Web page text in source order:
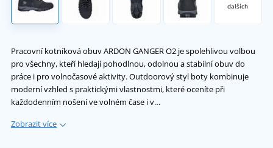
dalších
Pracovní kotníková obuv ARDON GANGER O2 je spolehlivou volbou
pro všechny, kteří hledají pohodlnou, odolnou a stabilní obuv do
práce i pro volnočasové aktivity. Outdoorový styl boty kombinuje
moderní vzhled s praktickými vlastnostmi, které oceníte při
každodenním nošení ve volném čase i v…
Zobrazit více